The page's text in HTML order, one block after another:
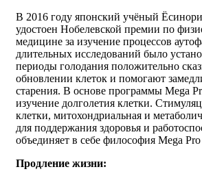
В 2016 году японский учёный
удостоен Нобелевской премии по
медицине за изучение процессов
длительных исследований было
периоды голодания положительно
обновлении клеток и помогают
старения. В основе программы Mega
изучение долголетия клетки.
клетки, митохондриальная и
для поддержания здоровья и
объединяет в себе философия Mega
Продление жизни: